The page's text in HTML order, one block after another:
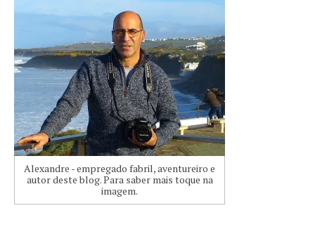
Alexandre - empregado fabril, aventureiro e
autor deste blog. Para saber mais toque na
imagem.